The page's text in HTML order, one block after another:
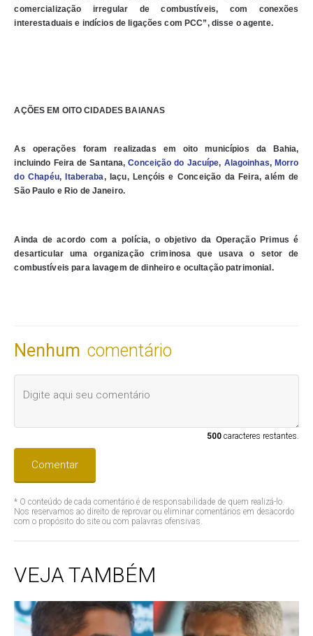
comercialização irregular de combustíveis, com conexões
interestaduais e indícios de ligações com PCC”, disse o agente.
AÇÕES EM OITO CIDADES BAIANAS
As operações foram realizadas em oito municípios da Bahia,
incluindo Feira de Santana,Conceição do Jacuípe, Alagoinhas, Morro
do Chapéu, Itaberaba, Iaçu, Lençóis e Conceição da Feira, além de
São Paulo e Rio de Janeiro.
Ainda de acordo com a polícia, o objetivo da Operação Primus é
desarticular uma organização criminosa que usava o setor de
combustíveis para lavagem de dinheiro e ocultação patrimonial.
Nenhum comentário
500caracteres restantes.
Comentar
* O conteúdo de cada comentário é de responsabilidade de quem realizá-lo.
Nos reservamos ao direito de reprovar ou eliminar comentários em desacordo
com o propósito do site ou com palavras ofensivas.
VEJA TAMBÉM